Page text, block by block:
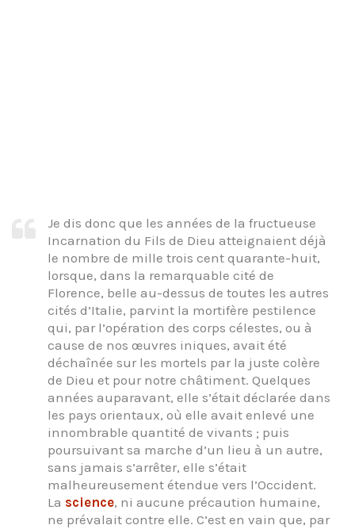
Je dis donc que les années de la fructueuse
Incarnation du Fils de Dieu atteignaient déjà
le nombre de mille trois cent quarante-huit,
lorsque, dans la remarquable cité de
Florence, belle au-dessus de toutes les autres
cités d’Italie, parvint la mortifère pestilence
qui, par l’opération des corps célestes, ou à
cause de nos œuvres iniques, avait été
déchaînée sur les mortels par la juste colère
de Dieu et pour notre châtiment. Quelques
années auparavant, elle s’était déclarée dans
les pays orientaux, où elle avait enlevé une
innombrable quantité de vivants ; puis
poursuivant sa marche d’un lieu à un autre,
sans jamais s’arrêter, elle s’était
malheureusement étendue vers l’Occident.
La science, ni aucune précaution humaine,
ne prévalait contre elle. C’est en vain que, par